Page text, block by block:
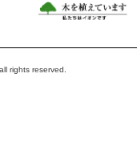
rights reserved.